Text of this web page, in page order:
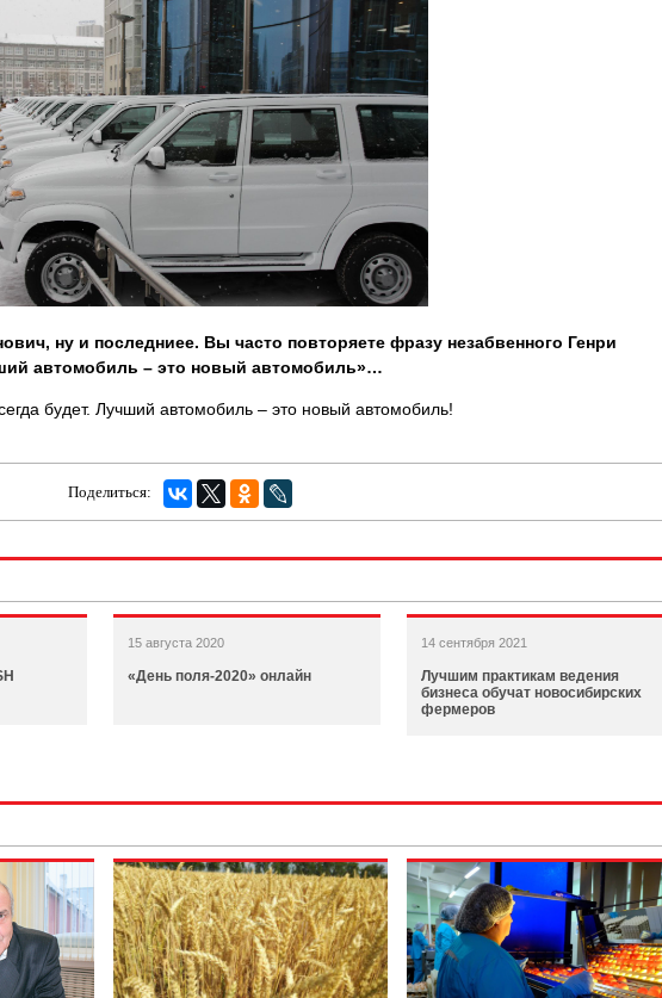
ну и последниее. Вы часто повторяете фразу незабвенного Генри
автомобиль – это новый автомобиль»…
будет. Лучший автомобиль – это новый автомобиль!
Поделиться:
15 августа 2020
«День поля-2020» онлайн
14 сентября 2021
Лучшим практикам ведения
бизнеса обучат новосибирских
фермеров